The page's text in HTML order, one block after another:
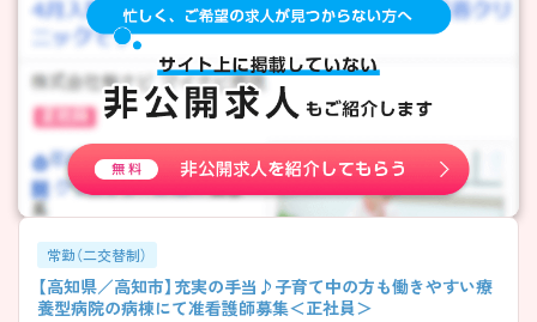
――――――――――――――― 病院と介護医療院の両機能を持つ法
人ならではの魅力があります。 ・障害者病棟・療養病棟を運営 ・介護医療
院を併設 ・医療から生活支援まで幅広く経験可能 ・ 患者様の長期的な療
養生活を支える力が身につきます！ ――――――――――――――― ■
一人ひとりとじっくり向き合える看護♪
――――――――――――――― 急性期とは異なるやりがいを感じら
れる環境です。 ・長期療養を必要とする患者様が中心 ・継続的に経過を
見守る看護を実践 ・患者様やご家族との関係性を築きやすい ・「寄り添う
看護」を大切にしたい方にぴったりです♪
――――――――――――――― ■ 子育て世代も安心して働きやすい！
度が整っています。 ・企業主導型保育園との提携あり ・出産休業・育児休
業制度を整備 ・マイカー通勤可能で通勤も便利 ・ 家庭と仕事の両立を目
指したい方も検討しやすい環境です♪
常勤（二交替制）
【高知県／高知市】充実の手当♪子育て中の方も働きやすい療
養型病院の病棟にて准看護師募集＜正社員＞